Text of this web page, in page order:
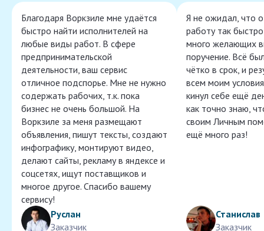
Благодаря Воркзиле мне удаётся
быстро найти исполнителей на
любые виды работ. В сфере
предпринимательской
деятельности, ваш сервис
отличное подспорье. Мне не нужно
содержать рабочих, т.к. пока
бизнес не очень большой. На
Воркзиле за меня размещают
объявления, пишут тексты, создают
инфографику, монтируют видео,
делают сайты, рекламу в яндексе и
соцсетях, ищут поставщиков и
многое другое. Спасибо вашему
сервису!
Руслан
Заказчик
Я не ожидал, что
работу так
много желающих
поручение. Всё
чётко в срок, и
всем моим
кинул себе ещё
как точно знаю,
своим Личным
ещё много раз!
Станислав
Заказчик